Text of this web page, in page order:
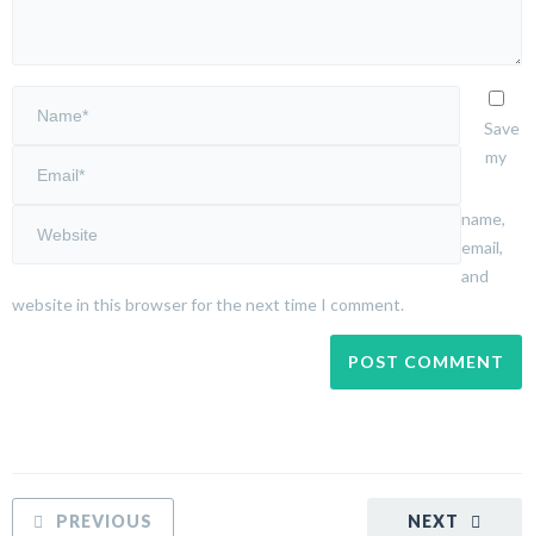
Save
my
name,
email,
and
website in this browser for the next time I comment.
NEXT
PREVIOUS